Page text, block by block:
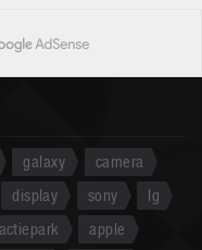
galaxy
camera
display sony
lg
apple